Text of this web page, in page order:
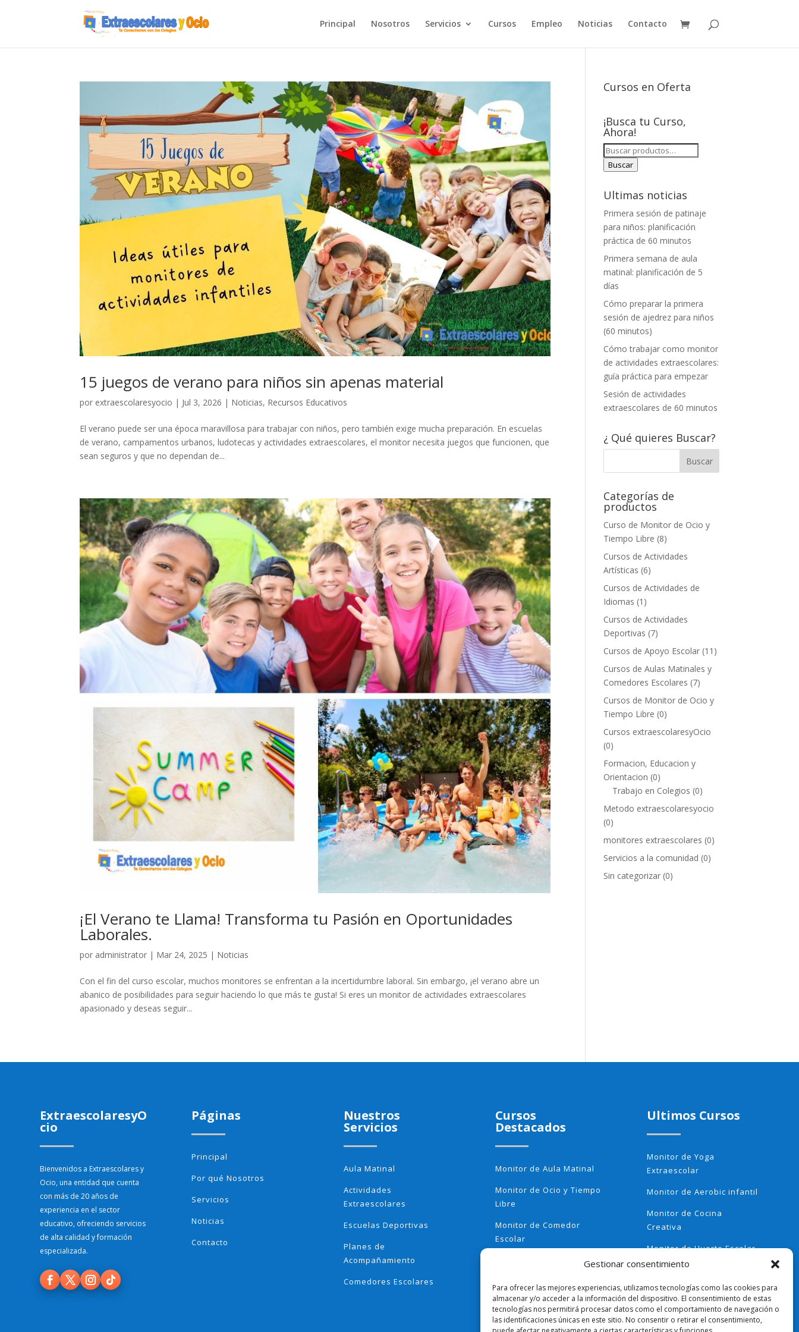
Gestionar consentimiento
Para ofrecer las mejores experiencias, utilizamos tecnologías como las cookies para
almacenar y/o acceder a la información del dispositivo. El consentimiento de estas
tecnologías nos permitirá procesar datos como el comportamiento de navegación o
las identificaciones únicas en este sitio. No consentir o retirar el consentimiento,
Principal Nosotros Servicios Cursos Empleo Noticias Contacto
15 juegos de verano para niños sin apenas material
por extraescolaresyocio | Jul 3, 2026 | Noticias, Recursos Educativos
El verano puede ser una época maravillosa para trabajar con niños, pero también exige mucha preparación. En escuelas
de verano, campamentos urbanos, ludotecas y actividades extraescolares, el monitor necesita juegos que funcionen, que
sean seguros y que no dependan de...
¡El Verano te Llama! Transforma tu Pasión en Oportunidades
Laborales.
por administrator | Mar 24, 2025 | Noticias
Con el fin del curso escolar, muchos monitores se enfrentan a la incertidumbre laboral. Sin embargo, ¡el verano abre un
abanico de posibilidades para seguir haciendo lo que más te gusta! Si eres un monitor de actividades extraescolares
apasionado y deseas seguir...
Cursos en Oferta
¡Busca tu Curso,
Ahora!
BUSCAR
POR:
Buscar
Ultimas noticias
Primera sesión de patinaje
para niños: planificación
práctica de 60 minutos
Primera semana de aula
matinal: planificación de 5
días
Cómo preparar la primera
sesión de ajedrez para niños
(60 minutos)
Cómo trabajar como monitor
de actividades extraescolares:
guía práctica para empezar
Sesión de actividades
extraescolares de 60 minutos
¿ Qué quieres Buscar?
Categorías de
productos
Curso de Monitor de Ocio y
Tiempo Libre (8)
Cursos de Actividades
Artísticas (6)
Cursos de Actividades de
Idiomas (1)
Cursos de Actividades
Deportivas (7)
Cursos de Apoyo Escolar (11)
Cursos de Aulas Matinales y
Comedores Escolares (7)
Cursos de Monitor de Ocio y
Tiempo Libre (0)
Cursos extraescolaresyOcio
(0)
Formacion, Educacion y
Orientacion (0)
Trabajo en Colegios (0)
Metodo extraescolaresyocio
(0)
monitores extraescolares (0)
Servicios a la comunidad (0)
Sin categorizar (0)
ExtraescolaresyO
cio
Bienvenidos a Extraescolares y
Ocio, una entidad que cuenta
con más de 20 años de
experiencia en el sector
educativo, ofreciendo servicios
de alta calidad y formación
especializada.
Páginas
Principal
Por qué Nosotros
Servicios
Noticias
Contacto
Nuestros
Servicios
Aula Matinal
Actividades
Extraescolares
Escuelas Deportivas
Planes de
Acompañamiento
Comedores Escolares
Cursos
Destacados
Monitor de Aula Matinal
Monitor de Ocio y Tiempo
Libre
Monitor de Comedor
Escolar
Monitor Actividades
Extraescolares
Ultimos Cursos
Monitor de Yoga
Extraescolar
Monitor de Aerobic infantil
Monitor de Cocina
Creativa
Monitor de Huerto Escolar
Monitor de Ajedrez